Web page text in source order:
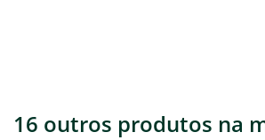
16 outros produtos na